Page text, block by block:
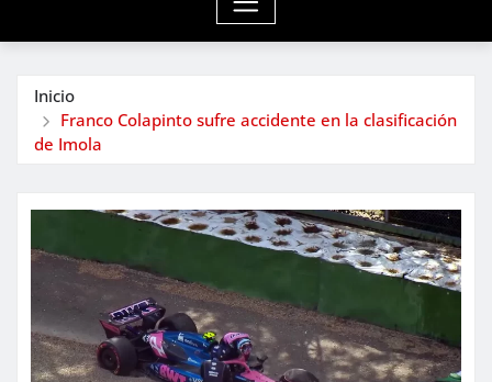
Inicio
Franco Colapinto sufre accidente en la clasificación
de Imola